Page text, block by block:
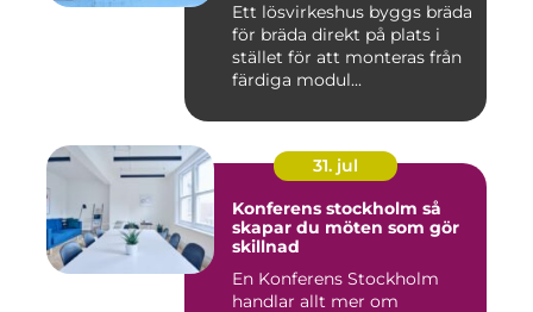
Ett lösvirkeshus byggs bräda
för bräda direkt på plats i
stället för att monteras från
färdiga modul...
31. jul
Konferens stockholm så
skapar du möten som gör
skillnad
En Konferens Stockholm
handlar allt mer om